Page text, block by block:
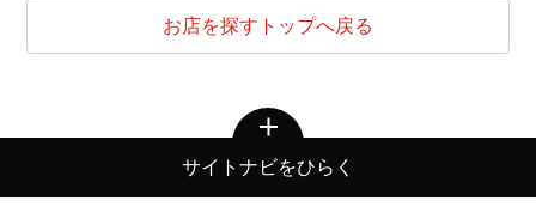
お店を探すトップへ戻る
サイトナビをひらく